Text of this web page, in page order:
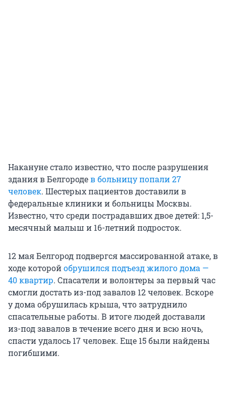
Накануне стало известно, что после разрушения
здания в Белгородев больницу попали 27
человек. Шестерых пациентов доставили в
федеральные клиники и больницы Москвы.
Известно, что среди пострадавших двое детей: 1,5-
месячный малыш и 16-летний подросток.
12 мая Белгород подвергся массированной атаке, в
ходе которойобрушился подъезд жилого дома —
40 квартир. Спасатели и волонтеры за первый час
смогли достать из-под завалов 12 человек. Вскоре
у дома обрушилась крыша, что затруднило
спасательные работы. В итоге людей доставали
из-под завалов в течение всего дня и всю ночь,
спасти удалось 17 человек. Еще 15 были найдены
погибшими.